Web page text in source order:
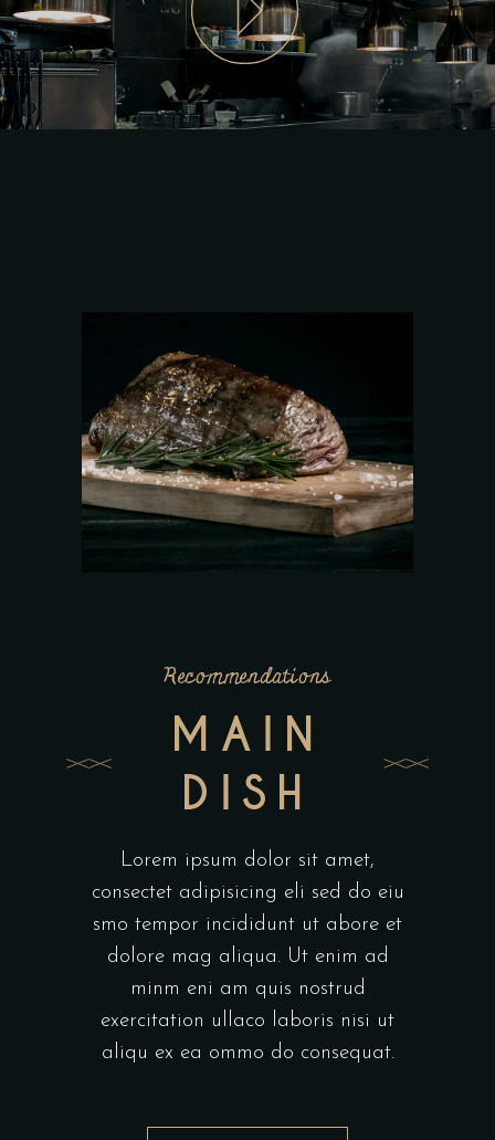
Recommendations
MAIN
DISH
Lorem ipsum dolor sit amet,
consectet adipisicing eli sed do eiu
smo tempor incididunt ut abore et
dolore mag aliqua. Ut enim ad
minm eni am quis nostrud
exercitation ullaco laboris nisi ut
aliqu ex ea ommo do consequat.